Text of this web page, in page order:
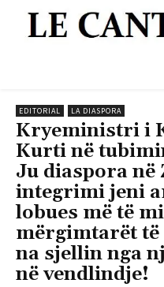
EDITORIAL LA DIASPORA
Kryeministri i
Kurti në
Ju diaspora
integrimi jeni
lobues më të
mërgimtarët të
na sjellin nga
në vendlindje!